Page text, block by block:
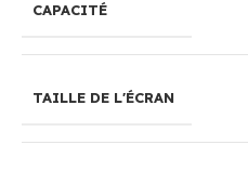
CAPACITÉ
TAILLE DE L'ÉCRAN